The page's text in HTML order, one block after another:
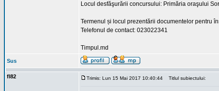
Locul desfăşurării concursului: Primăria oraşului
Termenul și locul prezentării documentelor pentru
Telefonul de contact: 023022341
Timpul.md
Sus
fl82 Trimis: Lun 15 Mai 2017 10:40:44 Titlul subiectului: